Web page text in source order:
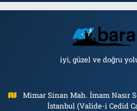
iyi, güzel ve doğru
Mimar Sinan Mah. İmam Nasır
İstanbul (Valide-i Cedid